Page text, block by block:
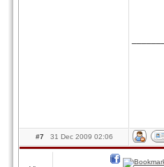
#7 31 Dec 2009 02:06